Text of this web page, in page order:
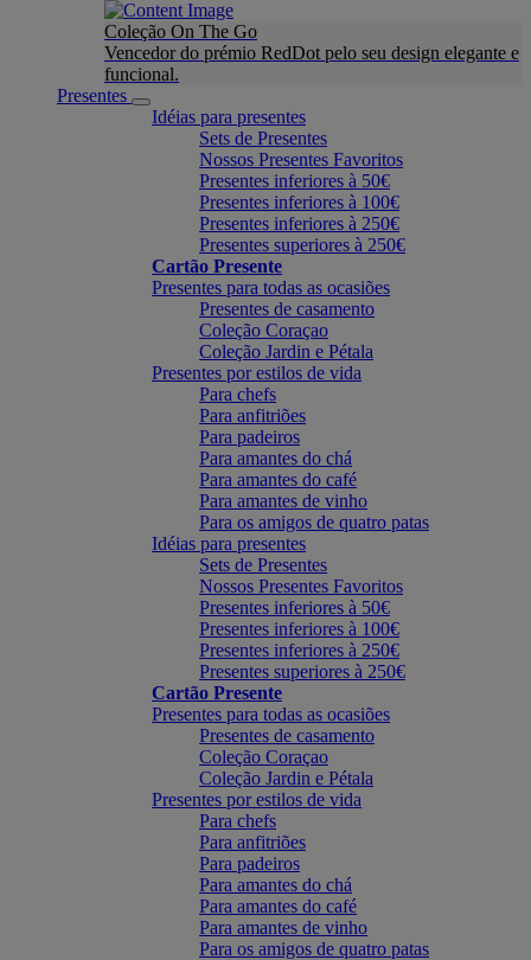
Coleção On The Go
Vencedor do prémio RedDot pelo seu design elegante e
funcional.
Presentes
Idéias para presentes
Sets de Presentes
Nossos Presentes Favoritos
Presentes inferiores à 50€
Presentes inferiores à 100€
Presentes inferiores à 250€
Presentes superiores à 250€
Cartão Presente
Presentes para todas as ocasiões
Presentes de casamento
Coleção Coraçao
Coleção Jardin e Pétala
Presentes por estilos de vida
Para chefs
Para anfitriões
Para padeiros
Para amantes do chá
Para amantes do café
Para amantes de vinho
Para os amigos de quatro patas
Idéias para presentes
Sets de Presentes
Nossos Presentes Favoritos
Presentes inferiores à 50€
Presentes inferiores à 100€
Presentes inferiores à 250€
Presentes superiores à 250€
Cartão Presente
Presentes para todas as ocasiões
Presentes de casamento
Coleção Coraçao
Coleção Jardin e Pétala
Presentes por estilos de vida
Para chefs
Para anfitriões
Para padeiros
Para amantes do chá
Para amantes do café
Para amantes de vinho
Para os amigos de quatro patas